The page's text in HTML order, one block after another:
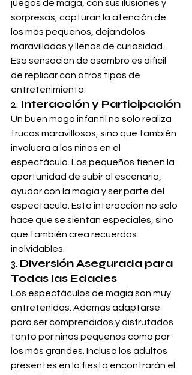
juegos de maga, con sus ilusiones y
sorpresas, capturan la atención de
los más pequeños, dejándolos
maravillados y llenos de curiosidad.
Esa sensación de asombro es difícil
de replicar con otros tipos de
entretenimiento.
2. Interacción y Participación
Un buen mago infantil no solo realiza
trucos maravillosos, sino que también
involucra a los niños en el
espectáculo. Los pequeños tienen la
oportunidad de subir al escenario,
ayudar con la magia y ser parte del
espectáculo. Esta interacción no solo
hace que se sientan especiales, sino
que también crea recuerdos
inolvidables.
3. Diversión Asegurada para
Todas las Edades
Los espectáculos de magia son muy
entretenidos. Además adaptarse
para ser comprendidos y disfrutados
tanto por niños pequeños como por
los más grandes. Incluso los adultos
presentes en la fiesta encontrarán el